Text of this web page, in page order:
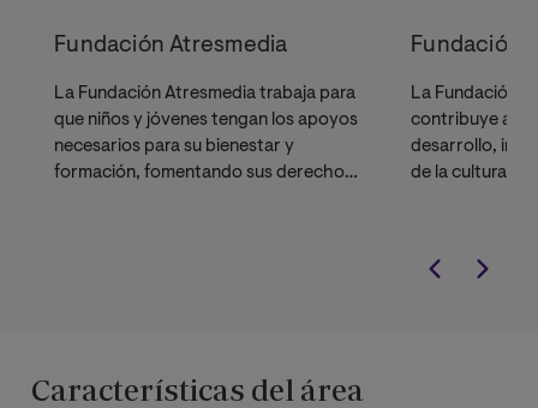
Fundación Atresmedia
La Fundación Atresmedia trabaja para
que niños y jóvenes tengan los apoyos
necesarios para su bienestar y
formación, fomentando sus derechos
Fundación
La Fundación
contribuye a la
desarrollo,
de la cultura.
Características del área